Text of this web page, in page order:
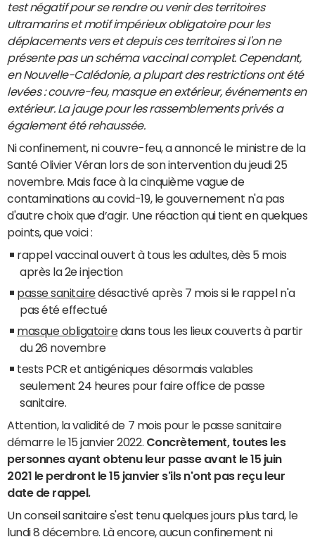
test négatif pour se rendre ou venir des territoires
ultramarins et motif impérieux obligatoire pour les
déplacements vers et depuis ces territoires si l'on ne
présente pas un schéma vaccinal complet. Cependant,
en Nouvelle-Calédonie, a plupart des restrictions ont été
levées : couvre-feu, masque en extérieur, événements en
extérieur. La jauge pour les rassemblements privés a
également été rehaussée.
Ni confinement, ni couvre-feu, a annoncé le ministre de la
Santé Olivier Véran lors de son intervention du jeudi 25
novembre. Mais face à la cinquième vague de
contaminations au covid-19, le gouvernement n'a pas
d'autre choix que d’agir. Une réaction qui tient en quelques
points, que voici :
rappel vaccinal ouvert à tous les adultes, dès 5 mois
après la 2e injection
passe sanitairedésactivé après 7 mois si le rappel n'a
pas été effectué
masque obligatoiredans tous les lieux couverts à partir
du 26 novembre
tests PCR et antigéniques désormais valables
seulement 24 heures pour faire office de passe
sanitaire.
Attention, la validité de 7 mois pour le passe sanitaire
démarre le 15 janvier 2022. Concrètement, toutes les
personnes ayant obtenu leur passe avant le 15 juin
2021 le perdront le 15 janvier s'ils n'ont pas reçu leur
date de rappel.
Un conseil sanitaire s'est tenu quelques jours plus tard, le
lundi 8 décembre. Là encore, aucun confinement ni